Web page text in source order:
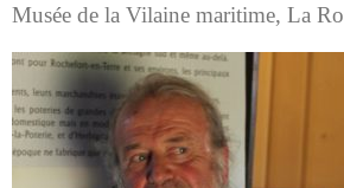
Musée de la Vilaine maritime, La